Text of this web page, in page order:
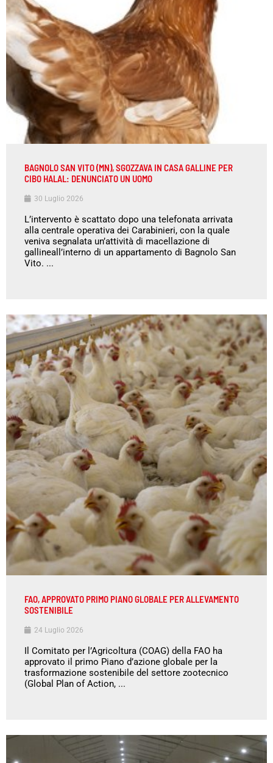
BAGNOLO SAN VITO (MN), SGOZZAVA IN CASA GALLINE PER
CIBO HALAL: DENUNCIATO UN UOMO
30 Luglio 2026
L’intervento è scattato dopo una telefonata arrivata
alla centrale operativa dei Carabinieri, con la quale
veniva segnalata un’attività di macellazione di
gallineall’interno di un appartamento di Bagnolo San
Vito. ...
FAO, APPROVATO PRIMO PIANO GLOBALE PER ALLEVAMENTO
SOSTENIBILE
24 Luglio 2026
Il Comitato per l’Agricoltura (COAG) della FAO ha
approvato il primo Piano d’azione globale per la
trasformazione sostenibile del settore zootecnico
(Global Plan of Action, ...